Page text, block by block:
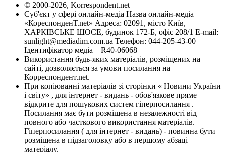
© 2000-2026, Korrespondent.net
Суб'єкт у сфері онлайн-медіа Назва онлайн-медіа –
«КореспонденТ.net» Адреса: 02091, місто Київ,
ХАРКІВСЬКЕ ШОСЕ, будинок 172-Б, офіс 208/1 E-mail:
sunlight@mediadim.com.ua Телефон: 044-205-43-00
Ідентифікатор медіа – R40-06068
Використання будь-яких матеріалів, розміщених на
сайті, дозволяється за умови посилання на
Корреспондент.net.
При копіюванні матеріалів зі сторінки « Новини України
і світу» , для інтернет - видань - обов'язкове пряме
відкрите для пошукових систем гіперпосилання .
Посилання має бути розміщена в незалежності від
повного або часткового використання матеріалів.
Гіперпосилання ( для інтернет - видань) - повинна бути
розміщена в підзаголовку або в першому абзаці
матеріалу.